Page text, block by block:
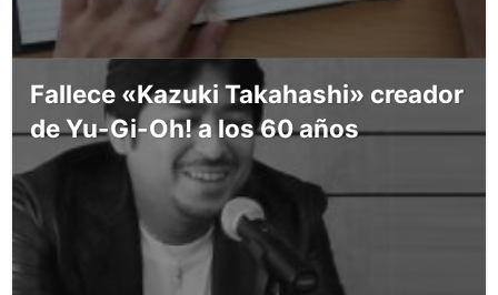
Fallece «Kazuki Takahashi» creador
de Yu-Gi-Oh! a los 60 años